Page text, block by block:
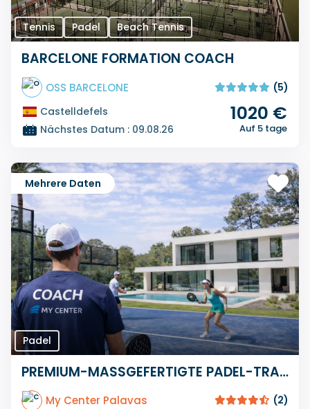
Gesprochene Sprache(n)
Zulassung(en)
Tennis Padel Beach Tennis
BARCELONE FORMATION COACH
OSS BARCELONE
(5)
Castelldefels
Nächstes Datum : 09.08.26
1020 €
Auf 5 tage
Mehrere Daten
Padel
PREMIUM-MASSGEFERTIGTE PADEL-TRAININGSKURSE
My Center Palavas
(2)